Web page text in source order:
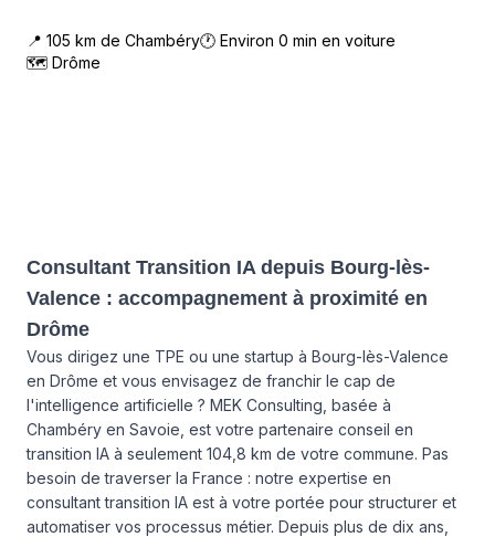
📍 105 km de Chambéry🕐 Environ 0 min en voiture
🗺 Drôme
Consultant Transition IA depuis Bourg-lès-
Valence : accompagnement à proximité en
Drôme
Vous dirigez une TPE ou une startup à Bourg-lès-Valence
en Drôme et vous envisagez de franchir le cap de
l'intelligence artificielle ? MEK Consulting, basée à
Chambéry en Savoie, est votre partenaire conseil en
transition IA à seulement 104,8 km de votre commune. Pas
besoin de traverser la France : notre expertise en
consultant transition IA est à votre portée pour structurer et
automatiser vos processus métier. Depuis plus de dix ans,